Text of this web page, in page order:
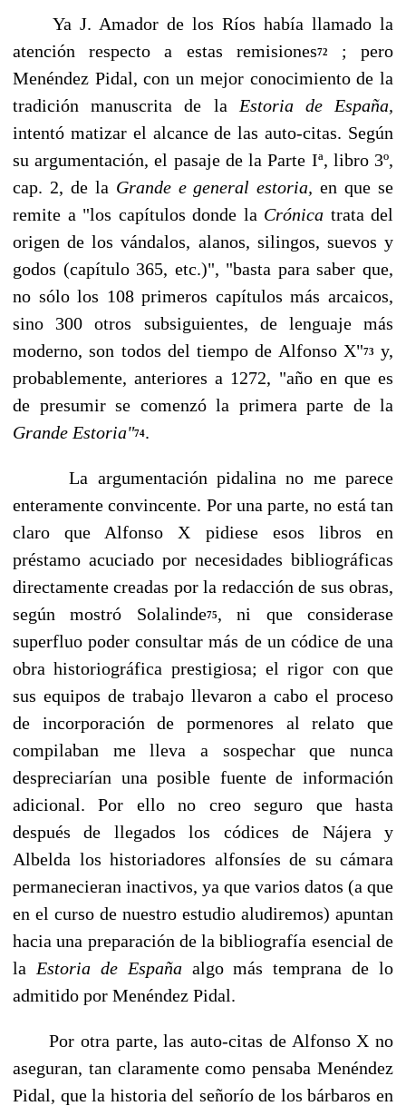
Ya J. Amador de los Ríos había llamado la
atención respecto a estas remisiones72
; pero
Menéndez Pidal, con un mejor conocimiento de la
tradición manuscrita de la Estoria de España,
intentó matizar el alcance de las auto-citas. Según
su argumentación, el pasaje de la Parte Iª, libro 3º,
cap. 2, de la Grande e general estoria,en que se
remi­te a "los capítulos donde la Crónica trata del
origen de los vándalos, alanos, silingos, suevos y
godos (capítulo 365, etc.)", "basta para saber que,
no sólo los 108 primeros capítulos más arcaicos,
sino 300 otros subsiguientes, de lenguaje más
moderno, son to­dos del tiempo de Alfonso X"73
y,
probablemente, anteriores a 1272, "año en que es
de presumir se comenzó la primera parte de la
Grande Estoria"74.
La argumentación pidalina no me parece
enteramente convincente. Por una parte, no está tan
claro que Alfonso X pidiese esos libros en
préstamo acuciado por necesidades bibliográficas
directamente creadas por la redacción de sus obras,
según mostró Solalinde75, ni que considerase
superfluo poder consultar más de un códice de una
obra historiográfica prestigiosa; el rigor con que
sus equipos de trabajo llevaron a cabo el proceso
de incorporación de pormenores al relato que
compilaban me lleva a sospechar que nunca
despreciarían una posible fuente de información
adicional. Por ello no creo seguro que hasta
después de llegados los códices de Nájera y
Albelda los historiadores alfonsíes de su cámara
permanecieran inactivos, ya que varios datos (a que
en el curso de nuestro estudio aludiremos) apuntan
hacia una preparación de la bibliografía esen­cial de
la Estoria de España algo más temprana de lo
admitido por Menéndez Pidal.
Por otra parte, las auto-citas de Alfonso X no
aseguran, tan claramente como pensaba Menéndez
Pidal, que la historia del señorío de los bárbaros en